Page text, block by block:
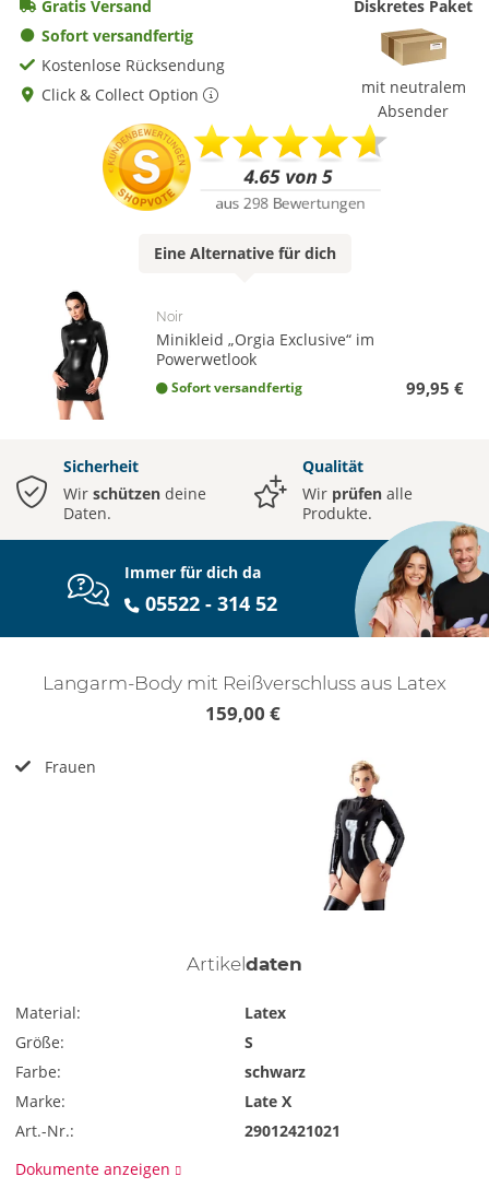
Gratis Versand
Sofort versandfertig
Kostenlose Rücksendung
Click & Collect Option
Diskretes Paket
mit neutralem
Absender
Eine Alternativefür dich
Noir
Minikleid „Orgia Exclusive“ im
Powerwetlook
Sofort versandfertig 99,95 €
Sicherheit
Wir schützen deine
Daten.
Qualität
Wir prüfen alle
Produkte.
Immer für dich da
05522 - 314 52
Langarm-Body mit Reißverschluss aus Latex
159,00 €
Frauen
Artikel daten
Material:
Latex
Größe:
S
Farbe:
schwarz
Marke:
Late X
Art.-Nr.:
29012421021
Dokumente anzeigen